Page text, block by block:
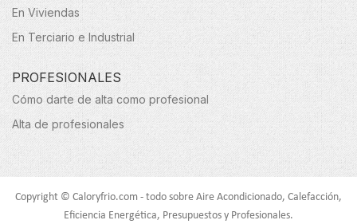
En Viviendas
En Terciario e Industrial
PROFESIONALES
Cómo darte de alta como profesional
Alta de profesionales
Copyright © Caloryfrio.com - todo sobre Aire Acondicionado, Calefacción,
Eficiencia Energética, Presupuestos y Profesionales.